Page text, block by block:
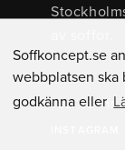
TEL: 08 - 15
Soffkoncept.se
webbplatsen ska
godkänna eller